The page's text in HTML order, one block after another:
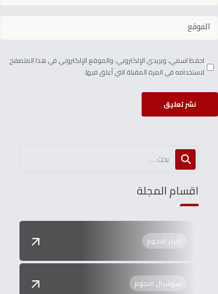
احفظ اسمي، وبريدي الإلكتروني، والموقع الإلكتروني في هذا المتصفح
لاستخدامه في المرة المقبلة التي أعلق فيها.
نشر تعليق
اقسام المجلة
أخبار النجوم
سوشيال النجوم